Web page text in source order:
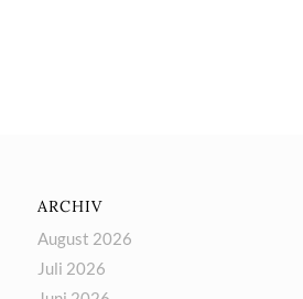
ARCHIV
August 2026
Juli 2026